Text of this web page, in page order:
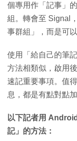
個專用作「記事」
組。轉會至 Signal
事群組」，而是可
使用「給自己的筆
方法相類似，啟用
速記重要事項。值
息，都是有點對點
以下記者用
記」的方法：